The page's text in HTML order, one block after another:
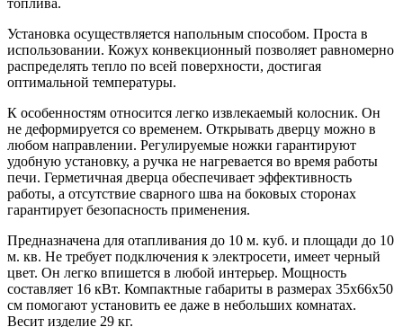
топлива.
Установка осуществляется напольным способом. Проста в
использовании. Кожух конвекционный позволяет равномерно
распределять тепло по всей поверхности, достигая
оптимальной температуры.
К особенностям относится легко извлекаемый колосник. Он
не деформируется со временем. Открывать дверцу можно в
любом направлении. Регулируемые ножки гарантируют
удобную установку, а ручка не нагревается во время работы
печи. Герметичная дверца обеспечивает эффективность
работы, а отсутствие сварного шва на боковых сторонах
гарантирует безопасность применения.
Предназначена для отапливания до 10 м. куб. и площади до 10
м. кв. Не требует подключения к электросети, имеет черный
цвет. Он легко впишется в любой интерьер. Мощность
составляет 16 кВт. Компактные габариты в размерах 35х66х50
см помогают установить ее даже в небольших комнатах.
Весит изделие 29 кг.